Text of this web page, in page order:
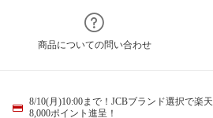
商品についての問い合わせ
8/10(月)10:00まで！JCBブランド選択で楽
8,000ポイント進呈！